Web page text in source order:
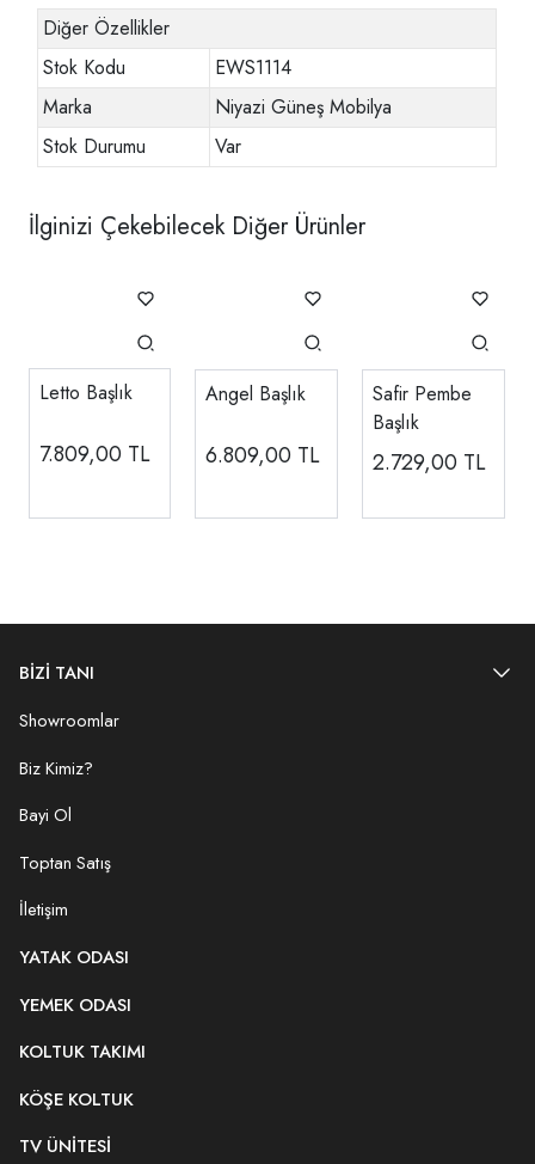
Diğer Özellikler
Stok Kodu
EWS1114
Marka
Niyazi Güneş Mobilya
Stok Durumu
Var
İlginizi Çekebilecek Diğer Ürünler
Letto Başlık
7.809,00 TL
Angel Başlık
6.809,00 TL
Safir Pembe
Başlık
2.729,00 TL
BİZİ TANI
Showroomlar
Biz Kimiz?
Bayi Ol
Toptan Satış
İletişim
YATAK ODASI
YEMEK ODASI
KOLTUK TAKIMI
KÖŞE KOLTUK
TV ÜNITESI